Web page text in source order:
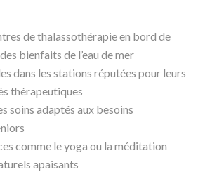
de thalassothérapie en bord de
bienfaits de l’eau de mer
dans les stations réputées pour leurs
thérapeutiques
soins adaptés aux besoins
comme le yoga ou la méditation
apaisants